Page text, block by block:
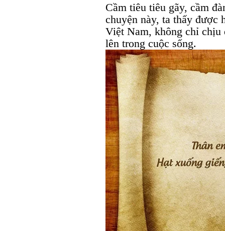
Cầm tiêu tiêu gãy, cầm
chuyện này, ta thấy được
Việt Nam, không chỉ
lên trong cuộc sống.